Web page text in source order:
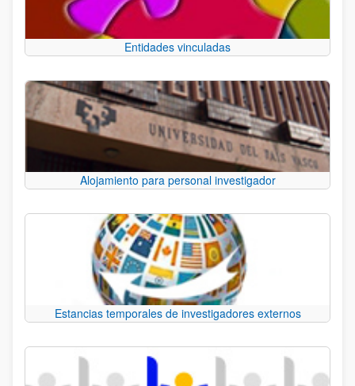
Entidades vinculadas
Alojamiento para personal investigador
Estancias temporales de investigadores externos